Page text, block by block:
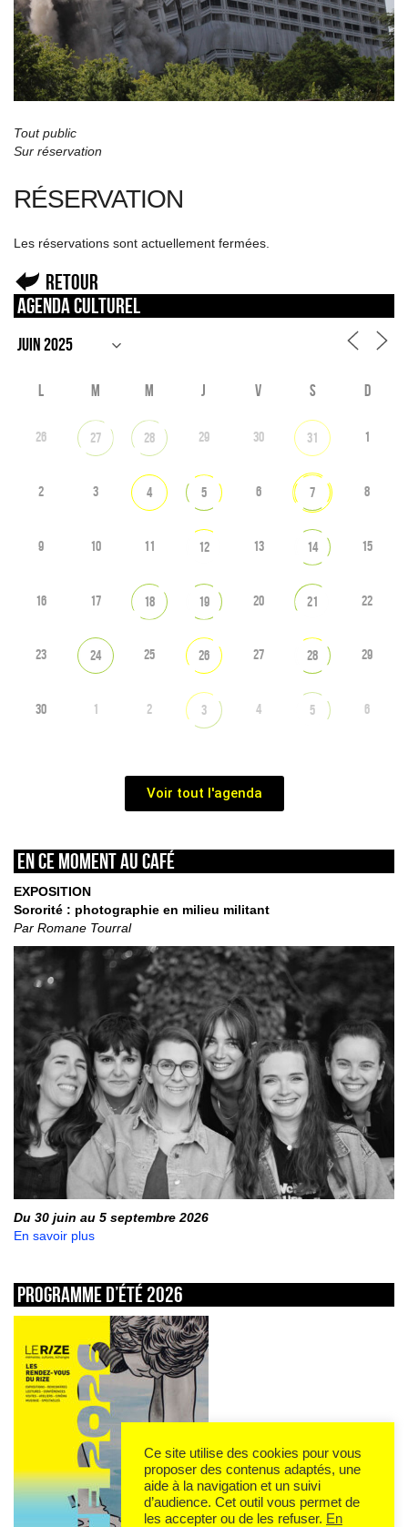
Tout public
Sur réservation
RÉSERVATION
Les réservations sont actuellement fermées.
Retour
Agenda culturel
L M M J V S D
26 27 28 29 30 31 1
2 3 4 5 6 7 8
9 10 11 12 13 14 15
16 17 18 19 20 21 22
23 24 25 26 27 28 29
30 1 2 3 4 5 6
Voir tout l'agenda
En ce moment au café
EXPOSITION
Sororité : photographie en milieu militant
Par Romane Tourral
Du 30 juin au 5 septembre 2026
En savoir plus
Programme d’été 2026
Ce site utilise des cookies pour vous
proposer des contenus adaptés, une
aide à la navigation et un suivi
d’audience. Cet outil vous permet de
les accepter ou de les refuser. En